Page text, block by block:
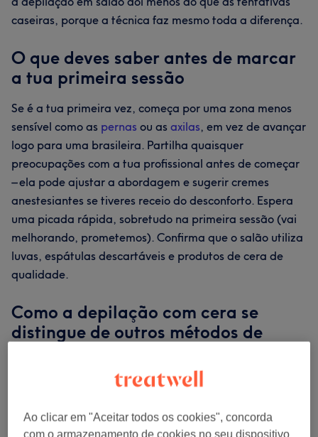
caseiras, porque a técnica faz mesmo toda a diferença.
O que deves saber antes de marcar
a tua primeira sessão
Se é a tua primeira vez, começa por uma zona menos
sensível como as pernas ou as axilas, em vez de avançar
logo para uma brasileira. Partilha quaisquer
preocupações com a tua profissional antes de começar
– ela pode ajustar a abordagem e sugerir cremes
anestesiantes se tiveres receio do desconforto. Espera
uma picada rápida, sobretudo na primeira sessão (vai
melhorando, prometemos). Confirma que o salão utiliza
luvas, espátulas descartáveis e produtos de cera de
qualidade.
Como a depilação com cera se
distingue de outros métodos de
A depilação com cera remove o pelo desde a raiz, o que
do que a depilação com lâmina, e exige menos
Ao clicar em "Aceitar todos os cookies", concorda
com o armazenamento de cookies no seu dispositivo